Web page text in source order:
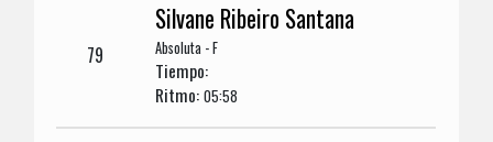
79
Silvane Ribeiro Santana
Absoluta - F
Tiempo:
Ritmo:05:58